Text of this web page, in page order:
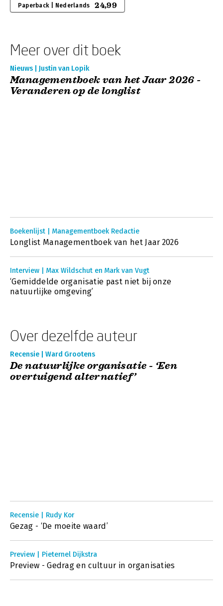
Paperback | Nederlands 24,99
Meer over dit boek
Nieuws | Justin van Lopik
Managementboek van het Jaar 2026 -
Veranderen op de longlist
Boekenlijst | Managementboek Redactie
Longlist Managementboek van het Jaar 2026
Interview | Max Wildschut en Mark van Vugt
‘Gemiddelde organisatie past niet bij onze
natuurlijke omgeving’
Over dezelfde auteur
Recensie | Ward Grootens
De natuurlijke organisatie - ‘Een
overtuigend alternatief’
Recensie | Rudy Kor
Gezag - ‘De moeite waard’
Preview | Pieternel Dijkstra
Preview - Gedrag en cultuur in organisaties